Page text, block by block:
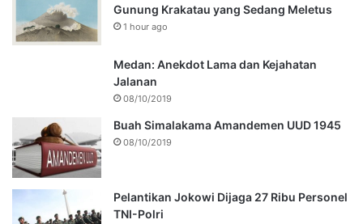
Gunung Krakatau yang Sedang Meletus
1 hour ago
Medan: Anekdot Lama dan Kejahatan
Jalanan
08/10/2019
Buah Simalakama Amandemen UUD 1945
08/10/2019
Pelantikan Jokowi Dijaga 27 Ribu Personel
TNI-Polri